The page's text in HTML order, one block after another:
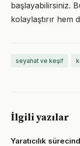
başlayabilirsiniz.
kolaylaştırır hem
seyahat ve keşif
İlgili yazılar
Yaratıcılık